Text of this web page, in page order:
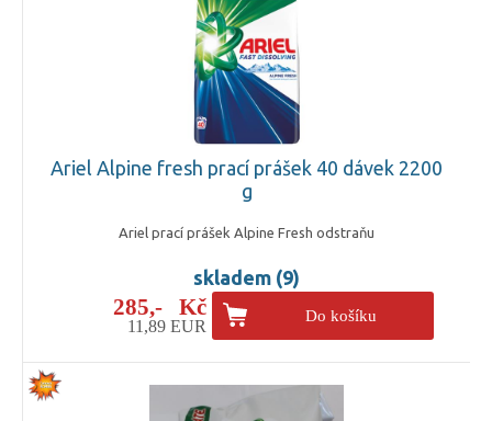
Ariel Alpine fresh prací prášek 40 dávek 2200
g
Ariel prací prášek Alpine Fresh odstraňu
skladem (9)
285,- Kč
11,89 EUR
Do košíku